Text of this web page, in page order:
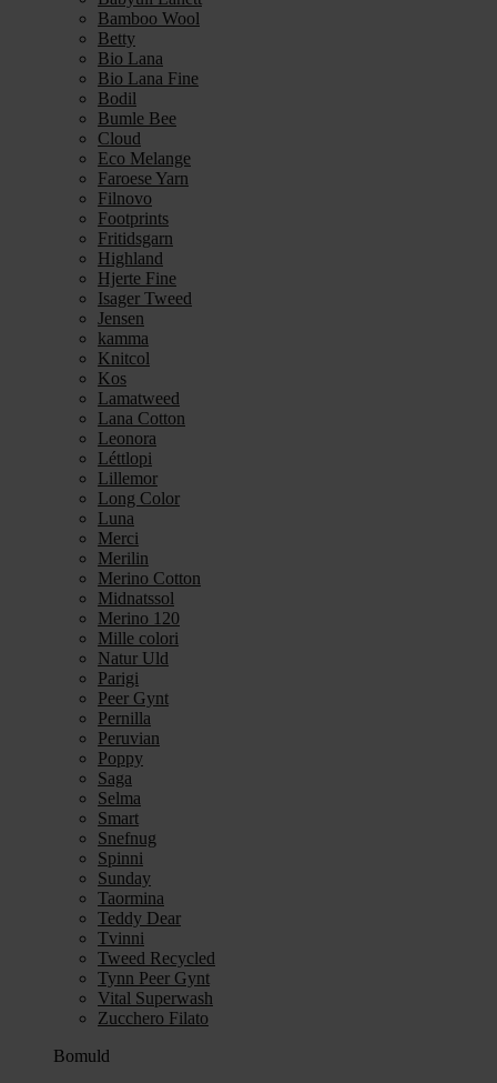
Bamboo Wool
Betty
Bio Lana
Bio Lana Fine
Bodil
Bumle Bee
Cloud
Eco Melange
Faroese Yarn
Filnovo
Footprints
Fritidsgarn
Highland
Hjerte Fine
Isager Tweed
Jensen
kamma
Knitcol
Kos
Lamatweed
Lana Cotton
Leonora
Léttlopi
Lillemor
Long Color
Luna
Merci
Merilin
Merino Cotton
Midnatssol
Merino 120
Mille colori
Natur Uld
Parigi
Peer Gynt
Pernilla
Peruvian
Poppy
Saga
Selma
Smart
Snefnug
Spinni
Sunday
Taormina
Teddy Dear
Tvinni
Tweed Recycled
Tynn Peer Gynt
Vital Superwash
Zucchero Filato
Bomuld